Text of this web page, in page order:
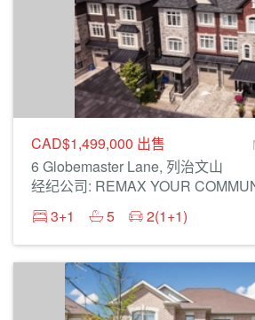
CAD$1,499,000 出售
6 Globemaster Lane, 列治文山
经纪公司: REMAX YOUR
3+1
5 2(1+1)